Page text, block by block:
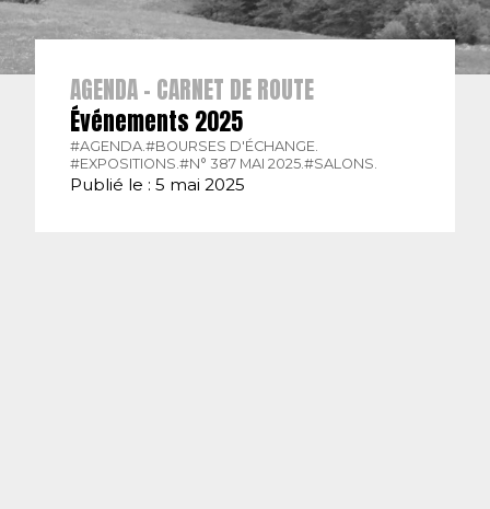
AGENDA - CARNET DE ROUTE
Événements 2025
#AGENDA. #BOURSES D'ÉCHANGE.
#EXPOSITIONS. #N° 387 MAI 2025. #SALONS.
Publié le : 5 mai 2025